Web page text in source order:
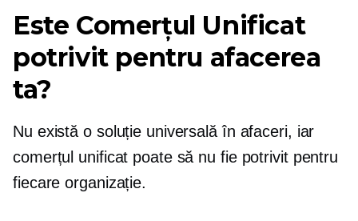
Este Comerțul Unificat
potrivit pentru afacerea
ta?
Nu există o soluție universală în afaceri, iar
comerțul unificat poate să nu fie potrivit pentru
fiecare organizație.